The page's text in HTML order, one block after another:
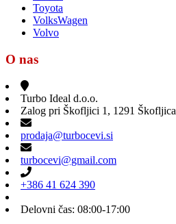
Toyota
VolksWagen
Volvo
O nas
Turbo Ideal d.o.o.
Zalog pri Škofljici 1, 1291 Škofljica
prodaja@turbocevi.si
turbocevi@gmail.com
+386 41 624 390
Delovni čas: 08:00-17:00